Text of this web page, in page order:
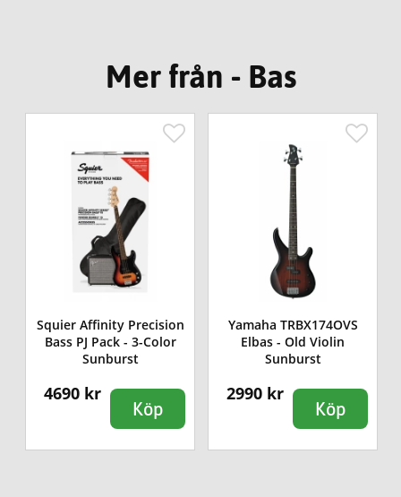
Mer från - Bas
Squier Affinity Precision
Bass PJ Pack - 3-Color
Sunburst
4690 kr
Köp
Yamaha TRBX174OVS
Elbas - Old Violin
Sunburst
2990 kr
Köp